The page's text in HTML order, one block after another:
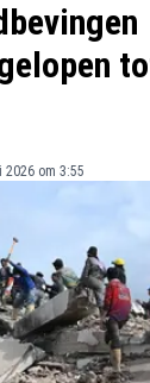
om 3:55